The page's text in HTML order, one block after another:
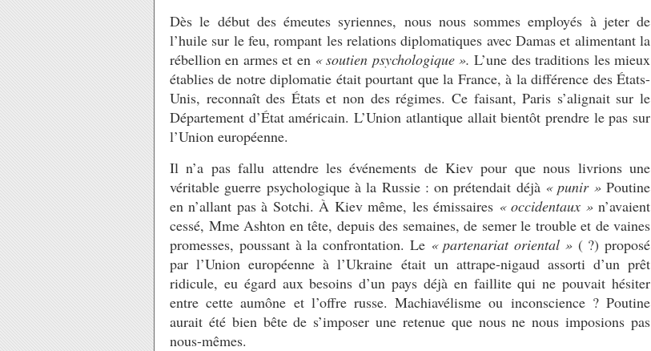
Dès le début des émeutes syriennes, nous nous sommes employés à jeter de
l’huile sur le feu, rompant les relations diplomatiques avec Damas et alimentant la
rébellion en armes et en « soutien psychologique ». L’une des traditions les mieux
établies de notre diplomatie était pourtant que la France, à la différence des États-
Unis, reconnaît des États et non des régimes. Ce faisant, Paris s’alignait sur le
Département d’État américain. L’Union atlantique allait bientôt prendre le pas sur
l’Union européenne.
Il n’a pas fallu attendre les événements de Kiev pour que nous livrions une
véritable guerre psychologique à la Russie : on prétendait déjà « punir »Poutine
en n’allant pas à Sotchi. À Kiev même, les émissaires « occidentaux »n’avaient
cessé, Mme Ashton en tête, depuis des semaines, de semer le trouble et de vaines
promesses, poussant à la confrontation. Le « partenariat oriental »( ?) proposé
par l’Union européenne à l’Ukraine était un attrape-nigaud assorti d’un prêt
ridicule, eu égard aux besoins d’un pays déjà en faillite qui ne pouvait hésiter
entre cette aumône et l’offre russe. Machiavélisme ou inconscience ? Poutine
aurait été bien bête de s’imposer une retenue que nous ne nous imposions pas
nous-mêmes.